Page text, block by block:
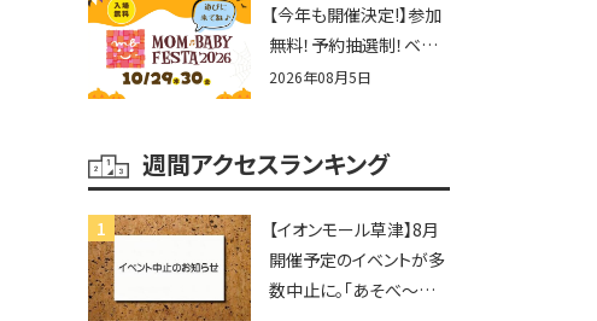
辛グルメ・フォトコンテス
トまで盛りだくさん！
【今年も開催決定!】参加
無料！予約抽選制！ベビ
ーファミリー必見☆入場
2026！親子で楽しもう
♪inピエリ守山
2026年08月5日
週間アクセスランキング
【イオンモール草津】8月
開催予定のイベントが多
数中止に。「あそべ〜る